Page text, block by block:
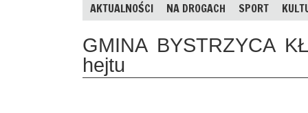
AKTUALNOŚCI NA DROGACH SPORT
GMINA BYSTRZYCA
hejtu